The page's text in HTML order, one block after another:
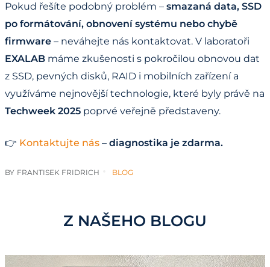
Pokud řešíte podobný problém – smazaná data, SSD
po formátování, obnovení systému nebo chybě
firmware – neváhejte nás kontaktovat. V laboratoři
EXALAB máme zkušenosti s pokročilou obnovou dat
z SSD, pevných disků, RAID i mobilních zařízení a
využíváme nejnovější technologie, které byly právě na
Techweek 2025 poprvé veřejně představeny.
👉 Kontaktujte nás – diagnostika je zdarma.
BY FRANTISEK FRIDRICH BLOG
Z NAŠEHO BLOGU